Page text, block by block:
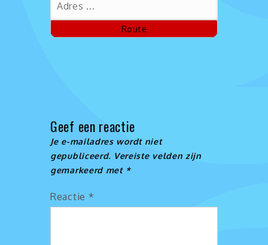
Geef een reactie
Je e-mailadres wordt niet
gepubliceerd. Vereiste velden zijn
gemarkeerd met *
Reactie *